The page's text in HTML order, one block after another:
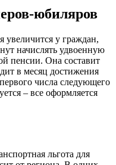
юбиляров
увеличится у граждан,
начислять удвоенную
пенсии. Она составит
в месяц достижения
числа следующего
– все оформляется
льгота для